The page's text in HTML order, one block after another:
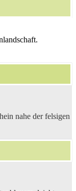
nahe der felsigen